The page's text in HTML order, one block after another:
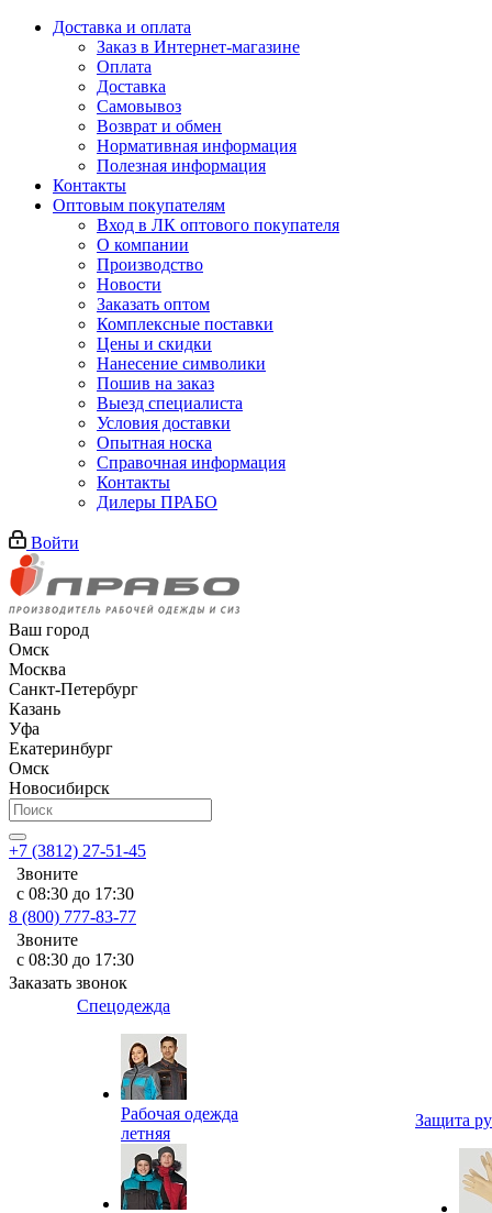
Доставка и оплата
Заказ в Интернет-магазине
Оплата
Доставка
Самовывоз
Возврат и обмен
Нормативная информация
Полезная информация
Контакты
Оптовым покупателям
Вход в ЛК оптового покупателя
О компании
Производство
Новости
Заказать оптом
Комплексные поставки
Цены и скидки
Нанесение символики
Пошив на заказ
Выезд специалиста
Условия доставки
Опытная носка
Справочная информация
Контакты
Дилеры ПРАБО
Войти
Ваш город
Омск
Москва
Санкт-Петербург
Казань
Уфа
Екатеринбург
Омск
Новосибирск
+7 (3812) 27-51-45
Звоните
с 08:30 до 17:30
8 (800) 777-83-77
Звоните
с 08:30 до 17:30
Заказать звонок
Спецодежда
Рабочая одежда
летняя
Защита